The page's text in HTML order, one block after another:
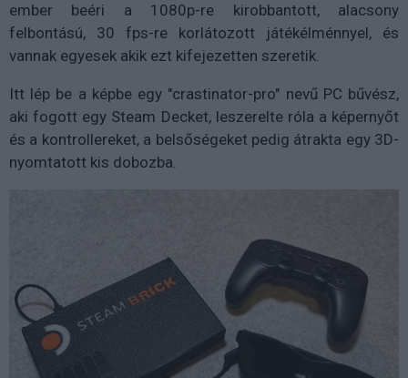
ember beéri a 1080p-re kirobbantott, alacsony
felbontású, 30 fps-re korlátozott játékélménnyel, és
vannak egyesek akik ezt kifejezetten szeretik.
Itt lép be a képbe egy "crastinator-pro" nevű PC bűvész,
aki fogott egy Steam Decket, leszerelte róla a képernyőt
és a kontrollereket, a belsőségeket pedig átrakta egy 3D-
nyomtatott kis dobozba.